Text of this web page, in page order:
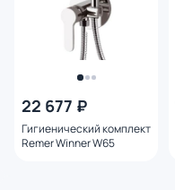
22 677 ₽
Гигиенический комплект
Remer Winner W65